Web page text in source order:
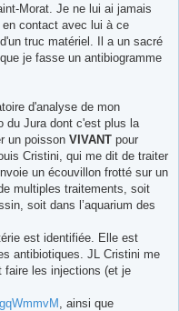
Morat. Je ne lui ai jamais
contact avec lui à ce
truc matériel. Il a un sacré
je fasse un antibiogramme
d'analyse de mon
du Jura dont c'est plus la
un poisson VIVANT pour
Cristini, qui me dit de traiter
un écouvillon frotté sur un
multiples traitements, soit
soit dans l’aquarium des
est identifiée. Elle est
antibiotiques. JL Cristini me
faire les injections (et je
, ainsi que